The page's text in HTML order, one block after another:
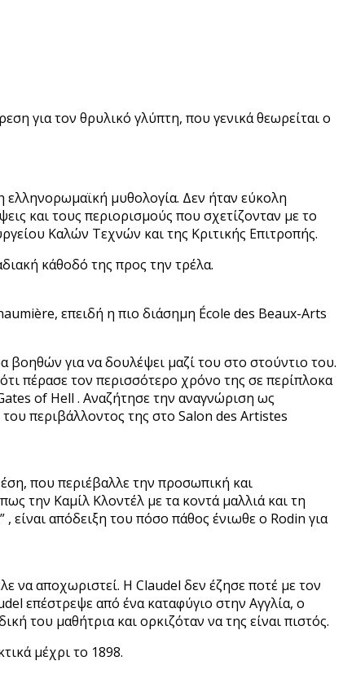
για τον θρυλικό γλύπτη, που γενικά θεωρείται ο
μυθολογία. Δεν ήταν εύκολη
και τους περιορισμούς που σχετίζονταν με το
Καλών Τεχνών και της Κριτικής Επιτροπής.
κάθοδό της προς την τρέλα.
επειδή η πιο διάσημη École des Beaux-Arts
βοηθών για να δουλέψει μαζί του στο στούντιο του.
πέρασε τον περισσότερο χρόνο της σε περίπλοκα
of Hell . Αναζήτησε την αναγνώριση ως
περιβάλλοντος της στο Salon des Artistes
που περιέβαλλε την προσωπική και
την Καμίλ Κλοντέλ με τα κοντά μαλλιά και τη
απόδειξη του πόσο πάθος ένιωθε ο Rodin για
να αποχωριστεί. Η Claudel δεν έζησε ποτέ με τον
επέστρεψε από ένα καταφύγιο στην Αγγλία, ο
του μαθήτρια και ορκιζόταν να της είναι πιστός.
μέχρι το 1898.